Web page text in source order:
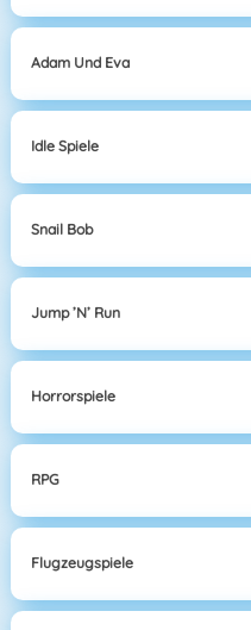
Adam Und Eva
Idle Spiele
Snail Bob
Jump ’n’ Run
Horrorspiele
RPG
Flugzeugspiele